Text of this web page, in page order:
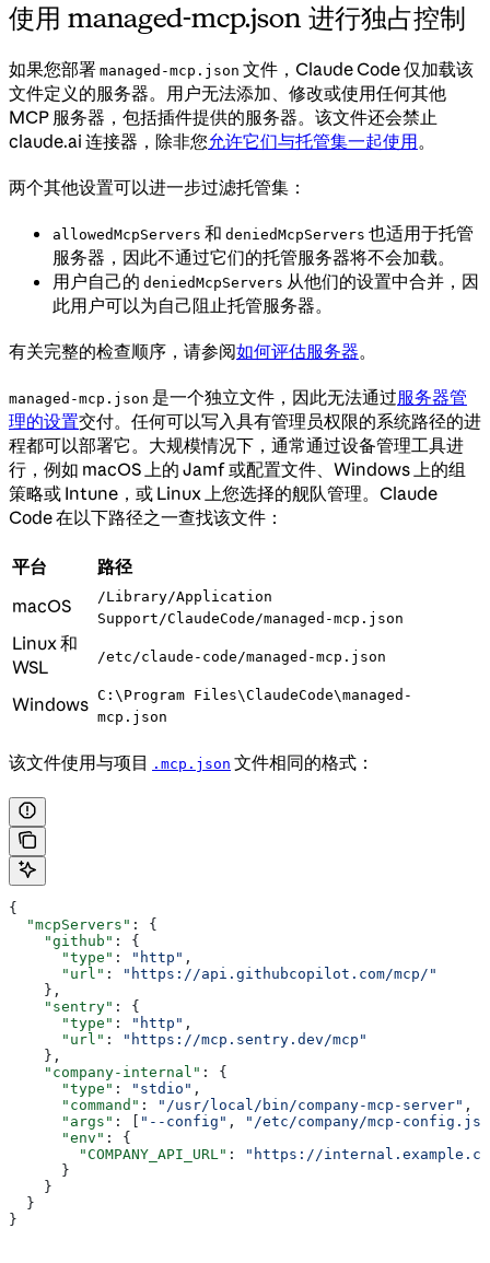
使用 managed-mcp.json 进行独占控制
如果您部署 managed-mcp.json 文件，Claude Code 仅加载该
文件定义的服务器。用户无法添加、修改或使用任何其他
MCP 服务器，包括插件提供的服务器。该文件还会禁止
claude.ai 连接器，除非您允许它们与托管集一起使用。
两个其他设置可以进一步过滤托管集：
allowedMcpServers 和 deniedMcpServers 也适用于托管
服务器，因此不通过它们的托管服务器将不会加载。
用户自己的 deniedMcpServers 从他们的设置中合并，因
此用户可以为自己阻止托管服务器。
有关完整的检查顺序，请参阅如何评估服务器。
managed-mcp.json 是一个独立文件，因此无法通过服务器管
理的设置交付。任何可以写入具有管理员权限的系统路径的进
程都可以部署它。大规模情况下，通常通过设备管理工具进
行，例如 macOS 上的 Jamf 或配置文件、Windows 上的组
策略或 Intune，或 Linux 上您选择的舰队管理。Claude
Code 在以下路径之一查找该文件：
平台
路径
macOS
/Library/Application
Support/ClaudeCode/managed-mcp.json
Linux 和
WSL
/etc/claude-code/managed-mcp.json
Windows C:\Program Files\ClaudeCode\managed-
mcp.json
该文件使用与项目 .mcp.json 文件相同的格式：
{
  "mcpServers"
: {
    "github"
: {
      "type"
: "http" ,
      "url"
:
"https://api.githubcopilot.com/mcp/"
    },
    "sentry"
: {
      "type"
: "http" ,
      "url"
:
"https://mcp.sentry.dev/mcp"
    },
    "company-internal"
: {
      "type"
: "stdio" ,
      "command"
: "/usr/local/bin/company-mcp-server" ,
      "args"
: [ "--config" ,
"/etc/company/mcp-
      "env"
: {
        "COMPANY_API_URL"
:
"https://
      }
    }
  }
}